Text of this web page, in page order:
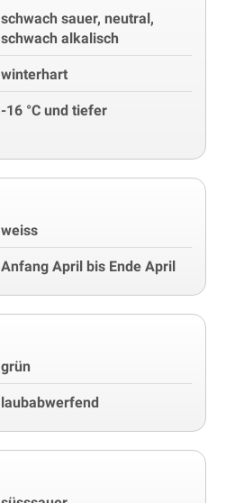
schwach sauer, neutral,
schwach alkalisch
winterhart
-16 °C und tiefer
weiss
Anfang April bis Ende April
grün
laubabwerfend